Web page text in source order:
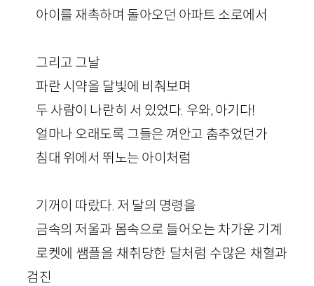
아이를 재촉하며 돌아오던 아파트 소로에서
그리고 그날
파란 시약을 달빛에 비춰보며
두 사람이 나란히 서 있었다. 우와, 아기다!
얼마나 오래도록 그들은 껴안고 춤추었던가
침대 위에서 뛰노는 아이처럼
기꺼이 따랐다. 저 달의 명령을
금속의 저울과 몸속으로 들어오는 차가운 기계
로켓에 쌤플을 채취당한 달처럼 수많은 채혈과
검진